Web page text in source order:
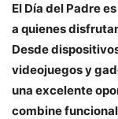
El Día del Padre
a quienes
Desde
videojuegos y
una excelente
combine